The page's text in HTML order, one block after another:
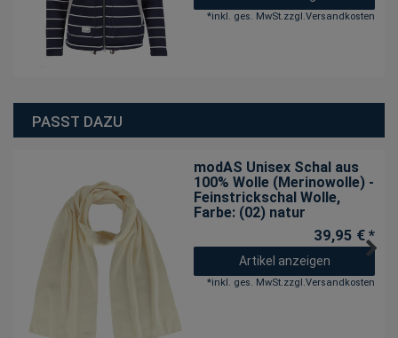
*inkl. ges. MwSt.zzgl.Versandkosten
PASST DAZU
modAS Unisex Schal aus
100% Wolle (Merinowolle) -
Feinstrickschal Wolle,
Farbe: (02) natur
39,95 € *
Artikel anzeigen
*inkl. ges. MwSt.zzgl.Versandkosten